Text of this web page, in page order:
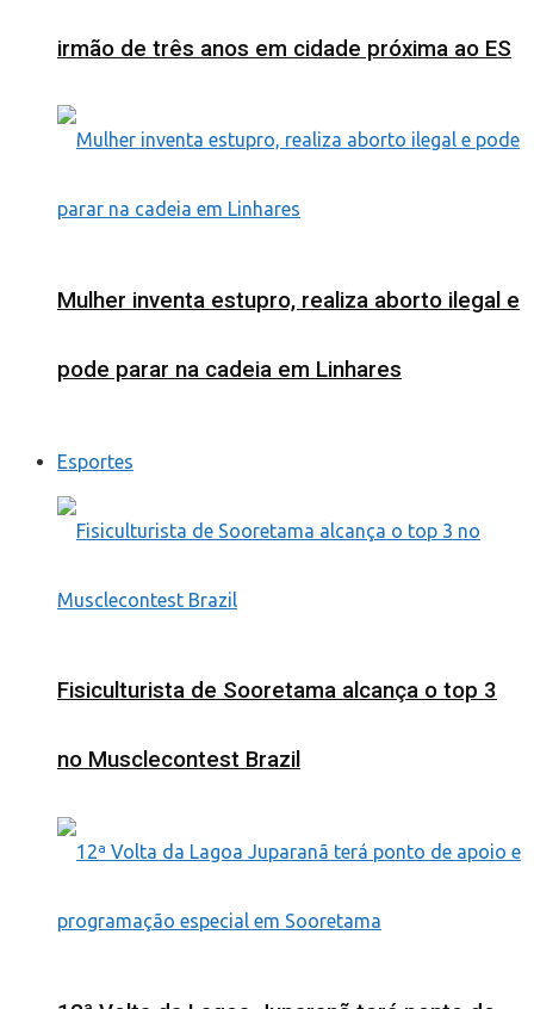
irmão de três anos em cidade próxima ao ES
Mulher inventa estupro, realiza aborto ilegal e
pode parar na cadeia em Linhares
Esportes
Fisiculturista de Sooretama alcança o top 3
no Musclecontest Brazil